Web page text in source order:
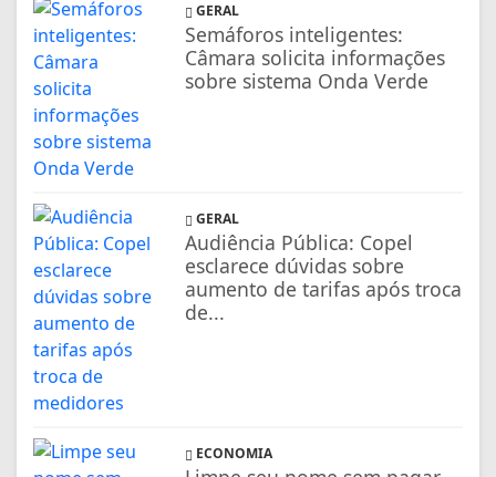
GERAL
Semáforos inteligentes:
Câmara solicita informações
sobre sistema Onda Verde
GERAL
Audiência Pública: Copel
esclarece dúvidas sobre
aumento de tarifas após troca
de...
ECONOMIA